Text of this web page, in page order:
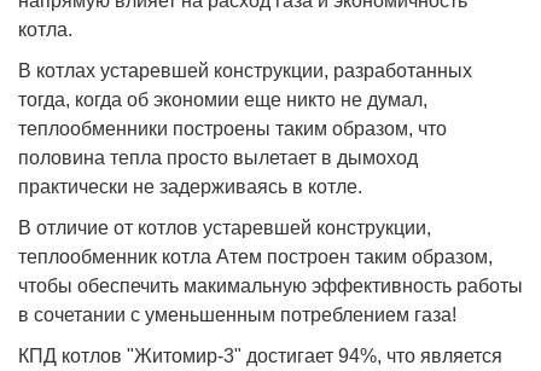
котла.
В котлах устаревшей конструкции, разработанных
тогда, когда об экономии еще никто не думал,
теплообменники построены таким образом, что
половина тепла просто вылетает в дымоход
практически не задерживаясь в котле.
В отличие от котлов устаревшей конструкции,
теплообменник котла Атем построен таким образом,
чтобы обеспечить макимальную эффективность работы
в сочетании с уменьшенным потреблением газа!
КПД котлов "Житомир-3" достигает 94%, что является